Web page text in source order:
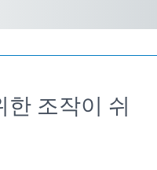
조작이 쉬